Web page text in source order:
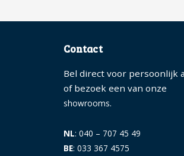
Contact
Bel direct voor persoonlijk
of bezoek een van onze
showrooms.
NL: 040 – 707 45 49
BE: 033 367 4575